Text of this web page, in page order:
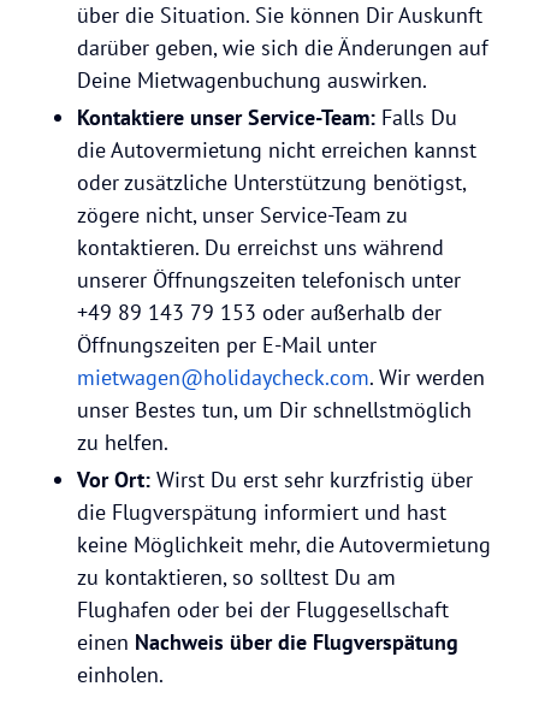
über die Situation. Sie können Dir Auskunft
darüber geben, wie sich die Änderungen auf
Deine Mietwagenbuchung auswirken.
Kontaktiere unser Service-Team: Falls Du
die Autovermietung nicht erreichen kannst
oder zusätzliche Unterstützung benötigst,
zögere nicht, unser Service-Team zu
kontaktieren. Du erreichst uns während
unserer Öffnungszeiten telefonisch unter
+49 89 143 79 153 oder außerhalb der
Öffnungszeiten per E-Mail unter
mietwagen@holidaycheck.com. Wir werden
unser Bestes tun, um Dir schnellstmöglich
zu helfen.
Vor Ort: Wirst Du erst sehr kurzfristig über
die Flugverspätung informiert und hast
keine Möglichkeit mehr, die Autovermietung
zu kontaktieren, so solltest Du am
Flughafen oder bei der Fluggesellschaft
einen Nachweis über die Flugverspätung
einholen.